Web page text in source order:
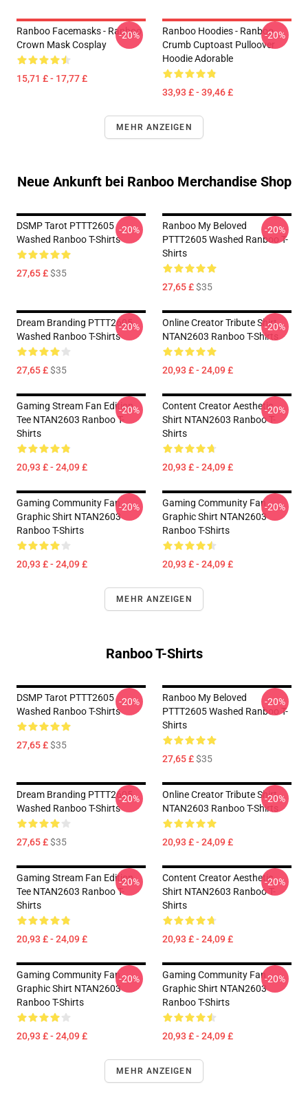
Ranboo Facemasks - Ranboo
Crown Mask Cosplay
15,71 £ - 17,77 £
-20%
Ranboo Hoodies - Ranboo
Crumb Cuptoast Pulloover
Hoodie Adorable
33,93 £ - 39,46 £
-20%
MEHR ANZEIGEN
Neue Ankunft bei Ranboo Merchandise Shop
DSMP Tarot PTTT2605
Washed Ranboo T-Shirts
27,65 £$35
-20%
Ranboo My Beloved
PTTT2605 Washed Ranboo T-
Shirts
27,65 £$35
-20%
Dream Branding PTTT2605
Washed Ranboo T-Shirts
27,65 £$35
-20%
Online Creator Tribute Shirt
NTAN2603 Ranboo T-Shirts
20,93 £ - 24,09 £
-20%
Gaming Stream Fan Edition
Tee NTAN2603 Ranboo T-
Shirts
20,93 £ - 24,09 £
-20%
Content Creator Aesthetic
Shirt NTAN2603 Ranboo T-
Shirts
20,93 £ - 24,09 £
-20%
Gaming Community Fan
Graphic Shirt NTAN2603
Ranboo T-Shirts
20,93 £ - 24,09 £
-20%
Gaming Community Fan
Graphic Shirt NTAN2603
Ranboo T-Shirts
20,93 £ - 24,09 £
-20%
MEHR ANZEIGEN
Ranboo T-Shirts
DSMP Tarot PTTT2605
Washed Ranboo T-Shirts
27,65 £$35
-20%
Ranboo My Beloved
PTTT2605 Washed Ranboo T-
Shirts
27,65 £$35
-20%
Dream Branding PTTT2605
Washed Ranboo T-Shirts
27,65 £$35
-20%
Online Creator Tribute Shirt
NTAN2603 Ranboo T-Shirts
20,93 £ - 24,09 £
-20%
Gaming Stream Fan Edition
Tee NTAN2603 Ranboo T-
Shirts
20,93 £ - 24,09 £
-20%
Content Creator Aesthetic
Shirt NTAN2603 Ranboo T-
Shirts
20,93 £ - 24,09 £
-20%
Gaming Community Fan
Graphic Shirt NTAN2603
Ranboo T-Shirts
20,93 £ - 24,09 £
-20%
Gaming Community Fan
Graphic Shirt NTAN2603
Ranboo T-Shirts
20,93 £ - 24,09 £
-20%
MEHR ANZEIGEN